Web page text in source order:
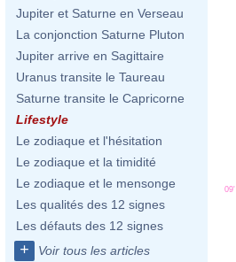
Jupiter et Saturne en Verseau
La conjonction Saturne Pluton
Jupiter arrive en Sagittaire
Uranus transite le Taureau
Saturne transite le Capricorne
Lifestyle
Le zodiaque et l'hésitation
Le zodiaque et la timidité
Le zodiaque et le mensonge
Les qualités des 12 signes
Les défauts des 12 signes
+ Voir tous les articles
09'